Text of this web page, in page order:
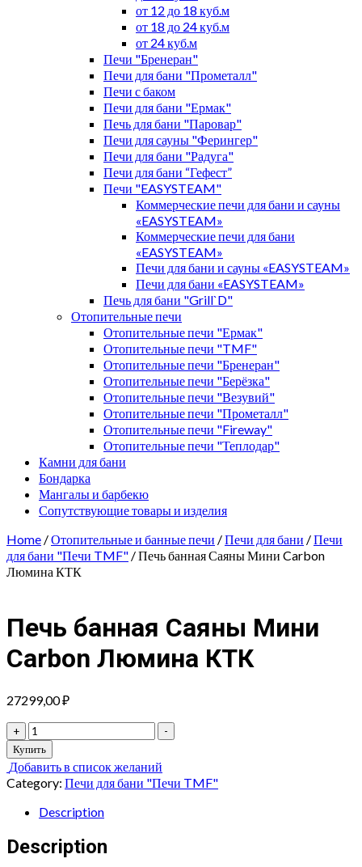
от 12 до 18 куб.м
от 18 до 24 куб.м
от 24 куб.м
Печи "Бренеран"
Печи для бани "Прометалл"
Печи с баком
Печи для бани "Ермак"
Печь для бани "Паровар"
Печи для сауны "Ферингер"
Печи для бани "Радуга"
Печи для бани “Гефест”
Печи "EASYSTEAM"
Коммерческие печи для бани и сауны
«EASYSTEAM»
Коммерческие печи для бани
«EASYSTEAM»
Печи для бани и сауны «EASYSTEAM»
Печи для бани «EASYSTEAM»
Печь для бани "Grill`D"
Отопительные печи
Отопительные печи "Ермак"
Отопительные печи "TMF"
Отопительные печи "Бренеран"
Отопительные печи "Берёзка"
Отопительные печи "Везувий"
Отопительные печи "Прометалл"
Отопительные печи "Fireway"
Отопительные печи "Теплодар"
Камни для бани
Бондарка
Мангалы и барбекю
Сопутствующие товары и изделия
Home /Отопительные и банные печи /Печи для бани /Печи
для бани "Печи TMF" / Печь банная Саяны Мини Carbon
Люмина КТК
Печь банная Саяны Мини
Carbon Люмина КТК
27299,00₽
+
Печь
банная
Саяны
Мини
Carbon
Люмина
quantity
-
Купить
Добавить в список желаний
Category: Печи для бани "Печи TMF"
Description
Description